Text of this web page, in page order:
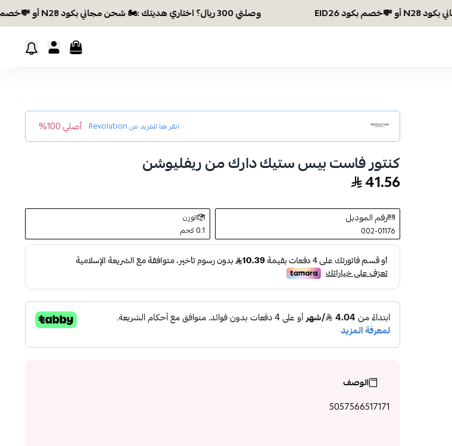
وصلتي 300 ريال؟ اختاري هديتك :🏍 شحن مجاني بكود N28 أو 💸خصم بكود EID26
انقر هنا للمزيد منRevolution أصلي 100%
كنتور فاست بيس ستيك دارك من ريفليوشن
41.56
رقم الموديل
002-01176
الوزن
0.1 كجم
الوصف
5057566517171